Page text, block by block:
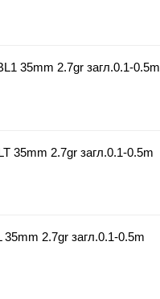
35mm 2.7gr загл.0.1-0.5m
35mm 2.7gr загл.0.1-0.5m
2.7gr загл.0.1-0.5m